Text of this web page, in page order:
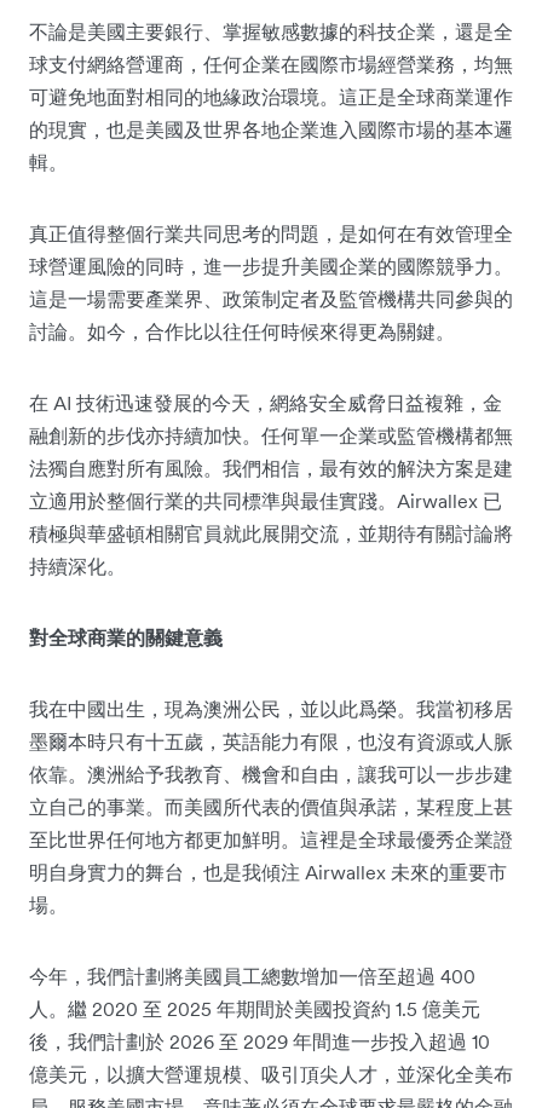
不論是美國主要銀行、掌握敏感數據的科技企業，還是全
球支付網絡營運商，任何企業在國際市場經營業務，均無
可避免地面對相同的地緣政治環境。這正是全球商業運作
的現實，也是美國及世界各地企業進入國際市場的基本邏
輯。
真正值得整個行業共同思考的問題，是如何在有效管理全
球營運風險的同時，進一步提升美國企業的國際競爭力。
這是一場需要產業界、政策制定者及監管機構共同參與的
討論。如今，合作比以往任何時候來得更為關鍵。
在 AI 技術迅速發展的今天，網絡安全威脅日益複雜，金
融創新的步伐亦持續加快。任何單一企業或監管機構都無
法獨自應對所有風險。我們相信，最有效的解決方案是建
立適用於整個行業的共同標準與最佳實踐。Airwallex 已
積極與華盛頓相關官員就此展開交流，並期待有關討論將
持續深化。
對全球商業的關鍵意義
我在中國出生，現為澳洲公民，並以此爲榮。我當初移居
墨爾本時只有十五歲，英語能力有限，也沒有資源或人脈
依靠。澳洲給予我教育、機會和自由，讓我可以一步步建
立自己的事業。而美國所代表的價值與承諾，某程度上甚
至比世界任何地方都更加鮮明。這裡是全球最優秀企業證
明自身實力的舞台，也是我傾注 Airwallex 未來的重要市
場。
今年，我們計劃將美國員工總數增加一倍至超過 400
人。繼 2020 至 2025 年期間於美國投資約 1.5 億美元
後，我們計劃於 2026 至 2029 年間進一步投入超過 10
億美元，以擴大營運規模、吸引頂尖人才，並深化全美布